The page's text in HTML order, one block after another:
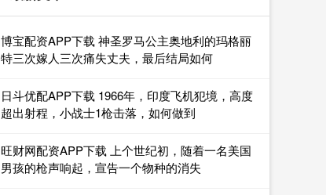
博宝配资APP下载 神圣罗马公主奥地利的玛格丽
特三次嫁人三次痛失丈夫，最后结局如何
日斗优配APP下载 1966年，印度飞机犯境，高度
超出射程，小战士1枪击落，如何做到
旺财网配资APP下载 上个世纪初，随着一名美国
男孩的枪声响起，宣告一个物种的消失